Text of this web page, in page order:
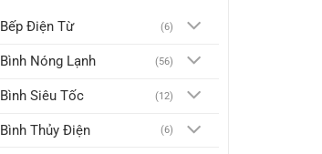
Bếp Điện Từ (6)
Bình Nóng Lạnh (56)
Bình Siêu Tốc (12)
Bình Thủy Điện (6)